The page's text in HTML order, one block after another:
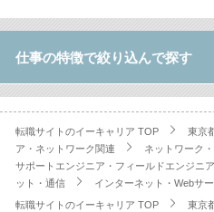
仕事の特徴で絞り込んで探す
転職サイトのイーキャリア TOP 東京
ア・ネットワーク関連
ネットワーク
サポートエンジニア・フィールドエンジニ
ット・通信
インターネット・Webサ
転職サイトのイーキャリア TOP 東京